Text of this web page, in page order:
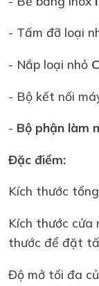
- Tấm đỡ loại
- Nắp loại nhỏ
- Bộ kết nối
- Bộ phận làm
Đặc điểm:
Kích thước
Kích thước cửa
thước để đặt
Độ mở tối đa